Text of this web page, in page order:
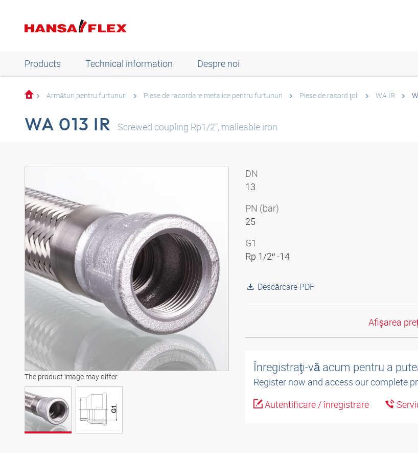
Products Technical information Despre noi
Armături pentru furtunuri Piese de racordare metalice pentru furtunuri Piese de racord ţoli WA IR
WA 013 IR Screwed coupling Rp1/2", malleable iron
The product image may differ
DN
13
PN (bar)
25
G1
Rp 1/2″ -14
Descărcare PDF
Afişarea
Înregistraţi-vă acum pentru a
Register now and access our complete
Autentificare / înregistrare